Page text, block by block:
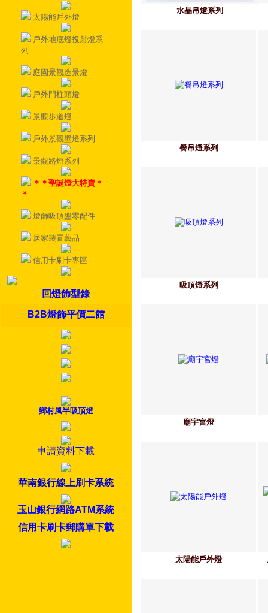
太陽能戶外燈
戶外地底燈投射燈系
列
庭園景觀造景燈
戶外門柱頭燈
景觀步道燈
戶外景觀壁燈系列
景觀路燈系列
＊＊聖誕燈大特賣＊
＊
燈飾吸頂盤零配件
居家裝置藝品
信用卡刷卡專區
回燈飾型錄
B2B燈飾平價二館
鄉村風半吸頂燈
申請資料下載
華南銀行線上刷卡系統
玉山銀行網路ATM系統
信用卡刷卡郵購單下載
水晶吊燈系列
餐吊燈系列
吸頂燈系列
廟宇宮燈
太陽能戶外燈